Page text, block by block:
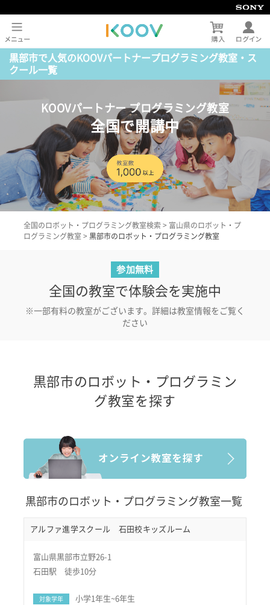
黒部市で人気のKOOVパートナープログラミング教室・ス
クール一覧
KOOVパートナー プログラミング教室
全国で開講中
全国のロボット・プログラミング教室検索 > 富山県のロボット・プ
ログラミング教室 > 黒部市のロボット・プログラミング教室
参加無料
全国の教室で体験会を実施中
※一部有料の教室がございます。詳細は教室情報をご覧く
ださい
黒部市のロボット・プログラミン
グ教室を探す
黒部市のロボット・プログラミング教室一覧
アルファ進学スクール 石田校キッズルーム
富山県黒部市立野26-1
石田駅 徒歩10分
対象学年 小学1年生~6年生